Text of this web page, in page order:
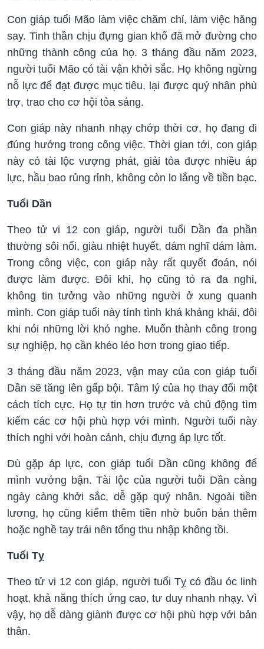
Con giáp tuổi Mão làm việc chăm chỉ, làm việc hăng
say. Tinh thần chịu đựng gian khổ đã mở đường cho
những thành công của họ. 3 tháng đầu năm 2023,
người tuổi Mão có tài vận khởi sắc. Họ không ngừng
nỗ lực để đạt được mục tiêu, lại được quý nhân phù
trợ, trao cho cơ hội tỏa sáng.
Con giáp này nhanh nhạy chớp thời cơ, họ đang đi
đúng hướng trong công việc. Thời gian tới, con giáp
này có tài lộc vượng phát, giải tỏa được nhiều áp
lực, hầu bao rủng rỉnh, không còn lo lắng về tiền bạc.
Tuổi Dần
Theo tử vi 12 con giáp, người tuổi Dần đa phần
thường sôi nổi, giàu nhiệt huyết, dám nghĩ dám làm.
Trong công việc, con giáp này rất quyết đoán, nói
được làm được. Đôi khi, họ cũng tỏ ra đa nghi,
không tin tưởng vào những người ở xung quanh
mình. Con giáp tuổi này tính tình khá khảng khái, đôi
khi nói những lời khó nghe. Muốn thành công trong
sự nghiệp, họ cần khéo léo hơn trong giao tiếp.
3 tháng đầu năm 2023, vận may của con giáp tuổi
Dần sẽ tăng lên gấp bội. Tâm lý của họ thay đổi một
cách tích cực. Họ tự tin hơn trước và chủ động tìm
kiếm các cơ hội phù hợp với mình. Người tuổi này
thích nghi với hoàn cảnh, chịu đựng áp lực tốt.
Dù gặp áp lực, con giáp tuổi Dần cũng không để
mình vướng bận. Tài lộc của người tuổi Dần càng
ngày càng khởi sắc, dễ gặp quý nhân. Ngoài tiền
lương, họ cũng kiếm thêm tiền nhờ buôn bán thêm
hoặc nghề tay trái nên tổng thu nhập không tồi.
Tuổi Tỵ
Theo tử vi 12 con giáp, người tuổi Tỵ có đầu óc linh
hoạt, khả năng thích ứng cao, tư duy nhanh nhạy. Vì
vậy, họ dễ dàng giành được cơ hội phù hợp với bản
thân.